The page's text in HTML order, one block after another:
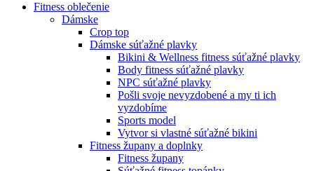
Fitness oblečenie
Dámske
Crop top
Dámske súťažné plavky
Bikini & Wellness fitness súťažné plavky
Body fitness súťažné plavky
NPC súťažné plavky
Pošli svoje nevyzdobené a my ti ich
vyzdobíme
Sports model
Vytvor si vlastné súťažné bikini
Fitness župany a doplnky
Fitness župany